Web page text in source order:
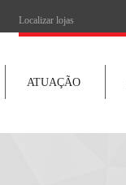
Localizar lojas
ATUAÇÃO